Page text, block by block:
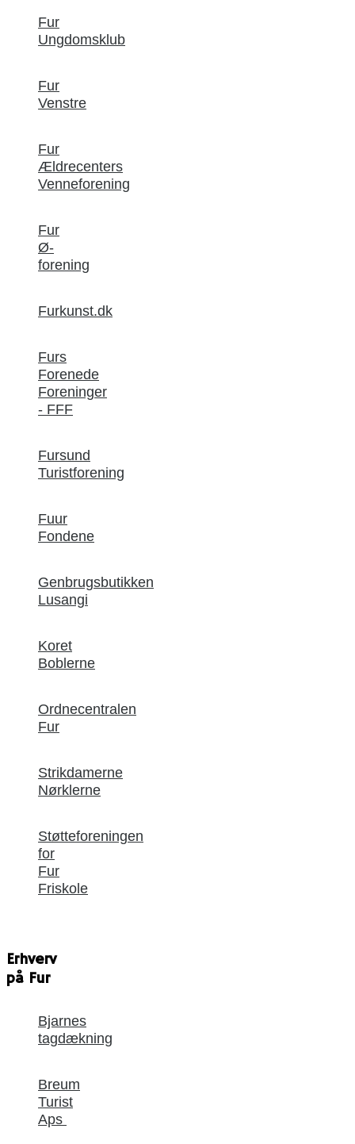
Fur
Ungdomsklub
Fur
Venstre
Fur
Ældrecenters
Venneforening
Fur
Ø-
forening
Furkunst.dk
Furs
Forenede
Foreninger
- FFF
Fursund
Turistforening
Fuur
Fondene
Genbrugsbutikken
Lusangi
Koret
Boblerne
Ordnecentralen
Fur
Strikdamerne
Nørklerne
Støtteforeningen
for
Fur
Friskole
Erhverv
på Fur
Bjarnes
tagdækning
Breum
Turist
Aps